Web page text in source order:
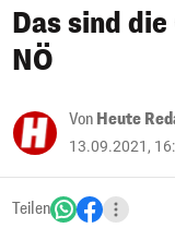
Das sind
NÖ
Von Heute
13.09.2021,
Teilen